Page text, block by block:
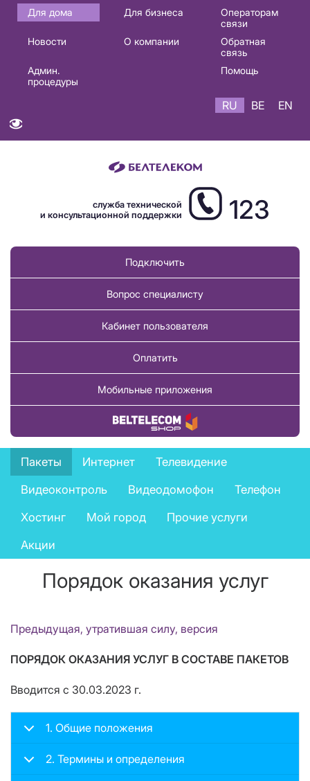
Основная
навигация
Для дома Для бизнеса
Операторам
связи
Новости
О компании
Обратная
связь
Админ.
процедуры
Помощь
RU BE EN
служба технической
и консультационной поддержки
123
Подключить
Вопрос специалисту
Кабинет пользователя
Оплатить
Мобильные приложения
Купить товар
Private
services
menu
Пакеты Интернет
Телевидение
Видеоконтроль
Видеодомофон
Телефон
Хостинг
Мой город
Прочие услуги
Акции
Порядок оказания услуг
Предыдущая, утратившая силу, версия
ПОРЯДОК ОКАЗАНИЯ УСЛУГ В СОСТАВЕ ПАКЕТОВ
Вводится с 30.03.2023 г.
1. Общие положения
2. Термины и определения